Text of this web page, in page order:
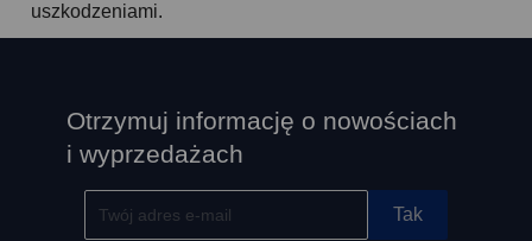
uszkodzeniami.
Otrzymuj informację o nowościach
i wyprzedażach